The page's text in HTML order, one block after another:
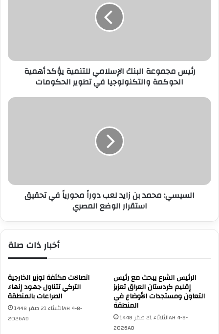
والتكنولوجيا
رئيس مجموعة البنك الإسلامي للتنمية يؤكد أهمية
الحوكمة والتكنولوجيا في تطوير الحكومات
السيسي:
تحقيق
استقرارالسيسي: محمد بن زايد لعب دوراً محورياً في تحقيق
استقرار الوضع المصري
أخبار ذات صلة
اتصالات مكثفة لوزير الخارجية
التركي تتناول جهود إنهاء
الصراعات بالمنطقة
الثلاثاء 21 صفر 1448AH 4-8-
2026AD
الرئيس الشرع يبحث مع رئيس
إقليم كردستان العراق تعزيز
التعاون ومستجدات الأوضاع في
المنطقة
الثلاثاء 21 صفر 1448AH 4-8-
2026AD